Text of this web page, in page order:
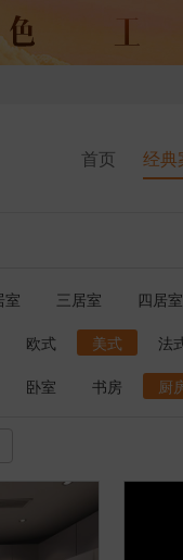
首页 经典
室 三居室
四居室
欧式 美式
法
卧室 书房 厨